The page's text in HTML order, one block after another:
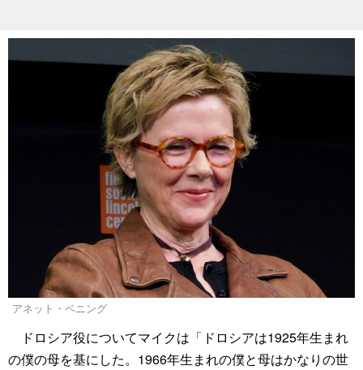
アネット・ベニング
ドロシア役についてマイクは「ドロシアは1925年生まれ
の僕の母を基にした。1966年生まれの僕と母はかなりの世